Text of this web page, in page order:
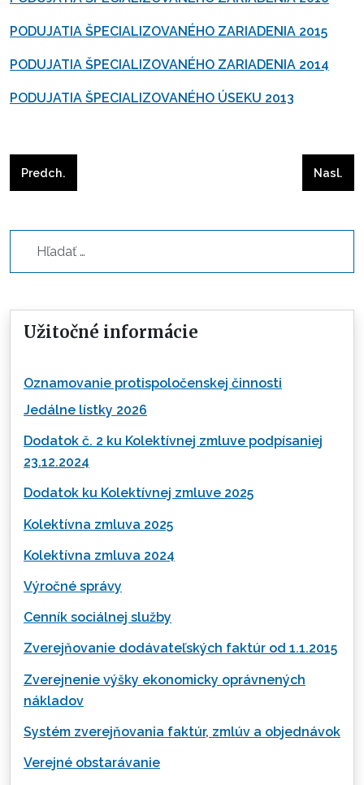
PODUJATIA ŠPECIALIZOVANÉHO ZARIADENIA 2015
PODUJATIA ŠPECIALIZOVANÉHO ZARIADENIA 2014
PODUJATIA ŠPECIALIZOVANÉHO ÚSEKU 2013
Predchádzajúci článok: Výlet na ČERVENÝ KAMEŇ
Predch. Nasl.
Užitočné informácie
Oznamovanie protispoločenskej činnosti
Jedálne lístky 2026
Dodatok č. 2 ku Kolektívnej zmluve podpísaniej
23.12.2024
Dodatok ku Kolektívnej zmluve 2025
Kolektívna zmluva 2025
Kolektívna zmluva 2024
Výročné správy
Cenník sociálnej služby
Zverejňovanie dodávateľských faktúr od 1.1.2015
Zverejnenie výšky ekonomicky oprávnených
nákladov
Systém zverejňovania faktúr, zmlúv a objednávok
Verejné obstarávanie